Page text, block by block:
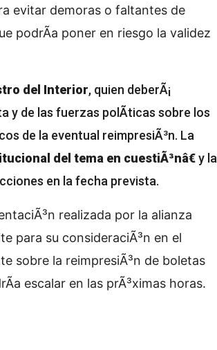
evitar demoras o faltantes de
podrÃ­a poner en riesgo la validez
del Interior, quien deberÃ¡
y de las fuerzas polÃ­ticas sobre los
de la eventual reimpresiÃ³n. La
del tema en cuestiÃ³nâ€y la
en la fecha prevista.
realizada por la alianza
para su consideraciÃ³n en el
sobre la reimpresiÃ³n de boletas
escalar en las prÃ³ximas horas.